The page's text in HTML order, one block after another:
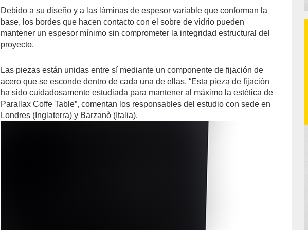
Debido a su diseño y a las láminas de espesor variable que conforman la
base, los bordes que hacen contacto con el sobre de vidrio pueden
mantener un espesor mínimo sin comprometer la integridad estructural del
proyecto.
Las piezas están unidas entre sí mediante un componente de fijación de
acero que se esconde dentro de cada una de ellas. “Esta pieza de fijación
ha sido cuidadosamente estudiada para mantener al máximo la estética de
Parallax Coffe Table”, comentan los responsables del estudio con sede en
Londres (Inglaterra) y Barzanò (Italia).